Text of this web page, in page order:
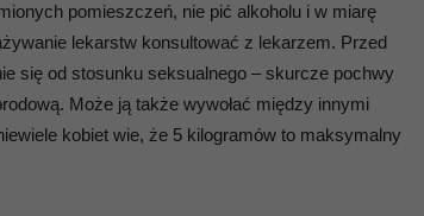
pomieszczeń, nie pić alkoholu i w miarę
lekarstw konsultować z lekarzem. Przed
się od stosunku seksualnego – skurcze pochwy
Może ją także wywołać między innymi
kobiet wie, że 5 kilogramów to maksymalny